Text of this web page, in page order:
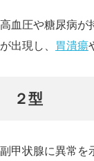
高血圧や糖尿病が
が出現し、 胃潰瘍
２型
副甲状腺に異常を